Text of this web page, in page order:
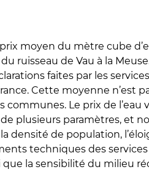
moyen du mètre cube
ruisseau de Vau à la
faites par les
Cette moyenne n’est
communes. Le prix de l’eau
plusieurs paramètres, et
densité de population,
techniques des
que la sensibilité du milieu